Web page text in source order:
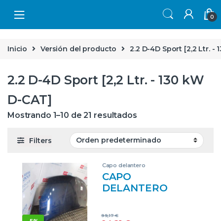
0
Inicio Versión del producto 2.2 D-4D Sport [2,2 Ltr. -
2.2 D-4D Sport [2,2 Ltr. - 130 kW
D-CAT]
Mostrando 1–10 de 21 resultados
Filters
Capo delantero
CAPO
DELANTERO
99,17€